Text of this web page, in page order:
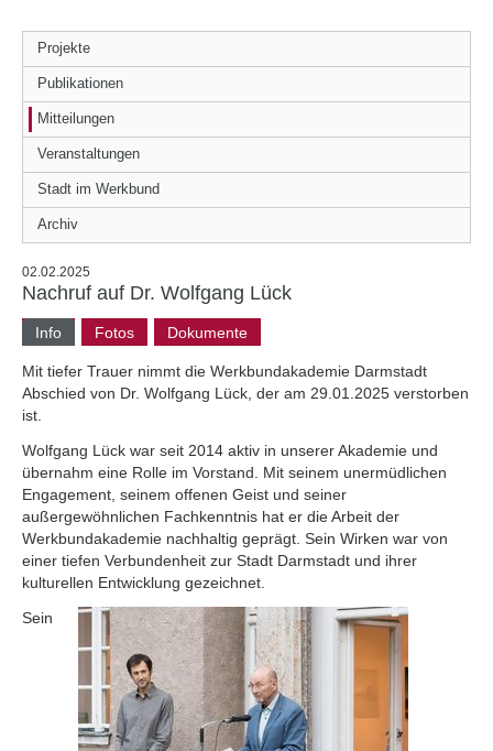
Projekte
Publikationen
Mitteilungen
Veranstaltungen
Stadt im Werkbund
Archiv
02.02.2025
Nachruf auf Dr. Wolfgang Lück
Info Fotos Dokumente
Mit tiefer Trauer nimmt die Werkbundakademie Darmstadt
Abschied von Dr. Wolfgang Lück, der am 29.01.2025 verstorben
ist.
Wolfgang Lück war seit 2014 aktiv in unserer Akademie und
übernahm eine Rolle im Vorstand. Mit seinem unermüdlichen
Engagement, seinem offenen Geist und seiner
außergewöhnlichen Fachkenntnis hat er die Arbeit der
Werkbundakademie nachhaltig geprägt. Sein Wirken war von
einer tiefen Verbundenheit zur Stadt Darmstadt und ihrer
kulturellen Entwicklung gezeichnet.
Sein